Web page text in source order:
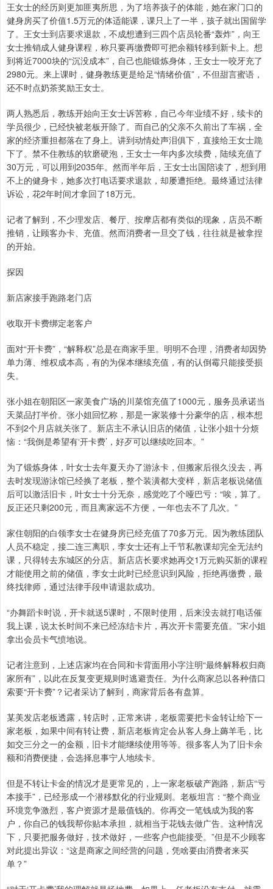
王女士的经历则更加匪夷所思，为了培养孩子的体能，她在家门口的
健身房买了价值1.5万元的体适能课，课只上了一半，孩子就出国留学
了。王女士到店要求退款，不成想遭到三四个店员轮番“轰炸”，向王
女士推销成人健身课程，称只要再缴费即可把余额转移到新卡上。想
到将近7000块的“沉没成本”，自己也能锻炼身体，王女士一咬牙充了
2980元。来上课时，健身教练更是给足“情绪价值”，不但甜言蜜语，
还不时点奶茶奖励王女士。
两人熟悉后，教练开始向王女士诉苦称，自己今年业绩不好，续卡的
学员很少，已经快被老板开除了。而自己的父亲不久前出了车祸，全
家的经济重担都落在了身上。讲到动情处声泪俱下，直接给王女士跪
下了。禁不住教练的软磨硬泡，王女士一年内多次续费，陆续充值了
30万元，可以用到2035年。然而半年后，王女士出国陪读了，想到用
不上的健身卡，她多次打电话要求退款，却屡遭拒绝。最终通过法律
诉讼，花2年时间才拿回了18万元。
记者了解到，不少理发店、餐厅、按摩店都有类似的现象，店员不断
推销，让顾客办卡、充值。然而消费者一旦交了钱，往往就是被拿捏
的开始。
探因
新店家接手跑路老门店
收取开卡费绑定老客户
面对“开卡费”，“解释权”总是在商家手里。明明不合理，消费者却因势
单力薄、维权成本高，有的为保本继续充值，有的认倒霉只能接受损
失。
张小姐在朝阳区一家美食广场的川菜馆充值了1000元，服务员承诺当
天菜品打半价。张小姐回忆称，那是一家装修十分豪华的店，根本想
不到2个月店就关张了。新店主不承认旧店的储值，让张小姐十分烦
恼：“我倒是希望有‘开卡费’，好歹可以继续吃回本。”
为了锻炼身体，叶女士去年夏天办了游泳卡，但搬家后很久没去，再
去时发现游泳馆已经换了老板，整个装潢都大变样，新店老板说储值
后可以激活旧卡，叶女士十分无奈，感觉吃了个哑巴亏：“唉，算了。
反正还只剩200元，而且离家远不方便，一年也去不了几次。”
家住朝阳的白领李女士在健身房已经充值了70多万元。因为教练团队
人员不稳定，接二连三离职，李女士还有上千节私教课却完全无法约
课，只得转去东城区的分店。新店店长要求她再交1万元购买新的课程
才能使用之前的储值，李女士此时已经意识到风险，拒绝再缴费，最
终找律师，通过法律手段申请退款成功。
“办舞蹈卡时说，开卡就送5课时，不限时使用，后来没去就打电话催
我上课，说太长时间不来已经冻结卡片，再次开卡需要充值。”宋小姐
拿出会员卡气愤地说。
记者注意到，上述店家均在合同和卡背面用小字注明“最终解释权归商
家所有”，以此在反复变更规则时逃避责任。为什么商家总以各种借口
索要“开卡费”？记者采访了解到，商家背后各有盘算。
某美发店老板透露，转店时，正常来讲，老板需要把卡金转让给下一
家老板，如果中间有转让费，新店老板肯定会从客人身上薅羊毛，比
如交三分之一的金额，旧卡才能继续使用等等。很多客人为了旧卡余
额和消费便捷，会选择息事宁人地续卡。
但是不转让卡金的情况才是更常见的，上一家老板破产跑路，新店“亏
本接手”，已经形成一个潜移默化的行业规则。老板坦言：“整个商业
环境竞争激烈，客户资源才是最值钱的。你再交一笔钱成为我的客
户，你自己的钱我帮你贴本承担，就相当于花钱去做广告。这种情况
下，只要把服务做好，技术做好，一些客户也能接受。”但是不少顾客
对此提出异议：“这是商家之间经营的问题，凭啥要由消费者来买
单？”